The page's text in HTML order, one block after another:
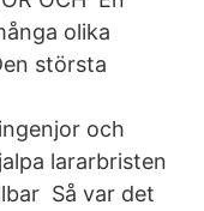
olika
största
och
lararbristen
Så var det